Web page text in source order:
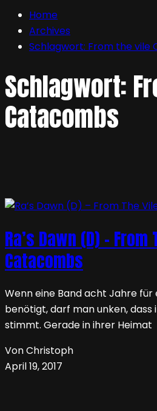
Home
Archives
Schlagwort: From the vile
Schlagwort:
Catacombs
Ra’s Dawn (D) – From
Catacombs
Wenn eine Band acht Jahre
benötigt, darf man unken,
stimmt. Gerade in ihrer Heimat
Von Christoph
April 19, 2017